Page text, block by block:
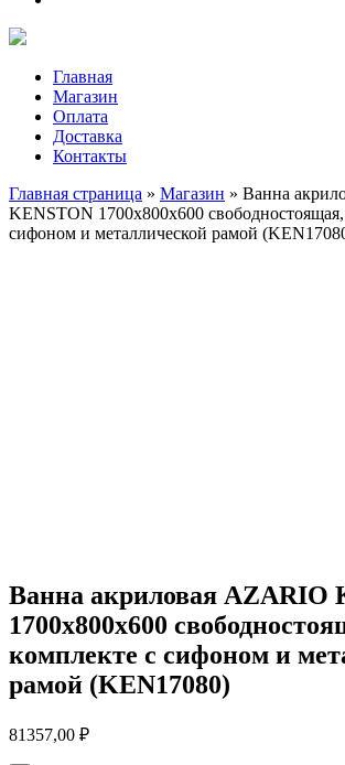
Главная
Магазин
Оплата
Доставка
Контакты
Главная страница » Магазин » Ванна
KENSTON 1700х800х600
сифоном и металлической рамой
Ванна акриловая AZARIO
1700х800х600
комплекте с сифоном и
рамой (KEN17080)
81357,00 ₽